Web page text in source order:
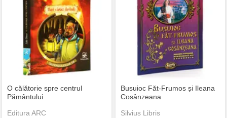
O călătorie spre centrul
Pământului
Editura ARC
Busuioc Făt-Frumos și Ileana
Cosânzeana
Silvius Libris